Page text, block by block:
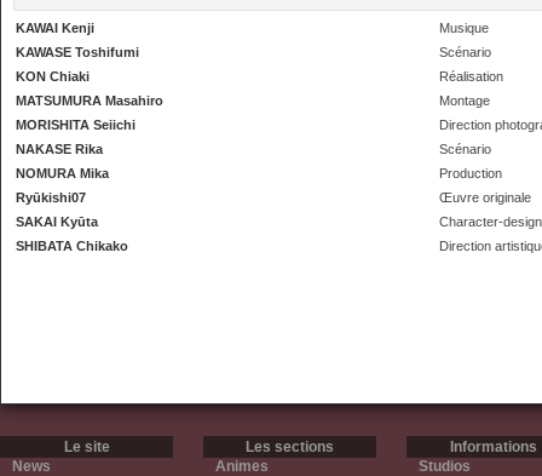
KAWAI Kenji
Musique
KAWASE Toshifumi
Scénario
KON Chiaki
Réalisation
MATSUMURA Masahiro
Montage
MORISHITA Seiichi
Direction
NAKASE Rika
Scénario
NOMURA Mika
Production
Ryūkishi07
Œuvre originale
SAKAI Kyūta
Character-design
SHIBATA Chikako
Direction
Le site
News
Les sections
Animes
Informations
Studios